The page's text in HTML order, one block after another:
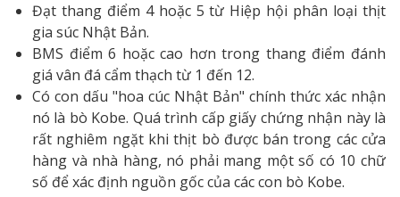
Đạt thang điểm 4 hoặc 5 từ Hiệp hội phân loại thịt
gia súc Nhật Bản.
BMS điểm 6 hoặc cao hơn trong thang điểm đánh
giá vân đá cẩm thạch từ 1 đến 12.
Có con dấu "hoa cúc Nhật Bản" chính thức xác nhận
nó là bò Kobe. Quá trình cấp giấy chứng nhận này là
rất nghiêm ngặt khi thịt bò được bán trong các cửa
hàng và nhà hàng, nó phải mang một số có 10 chữ
số để xác định nguồn gốc của các con bò Kobe.